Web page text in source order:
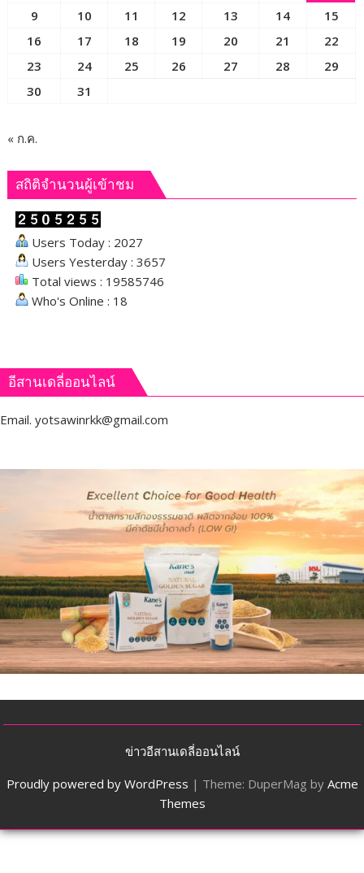
ประเทศ
9
10 11 12 13 14
15
16
17 18 19 20 21
22
23
24 25 26 27 28
29
30
31
« ก.ค.
สถิติจำนวนผู้เข้าชม
Users Today : 2027
Users Yesterday : 3657
Total views : 19585746
Who's Online : 18
อีสานเดลี่ออนไลน์
Email. yotsawinrkk@gmail.com
ข่าวอีสานเดลี่ออนไลน์
Proudly powered by WordPress | Theme: DuperMag by Acme
Themes